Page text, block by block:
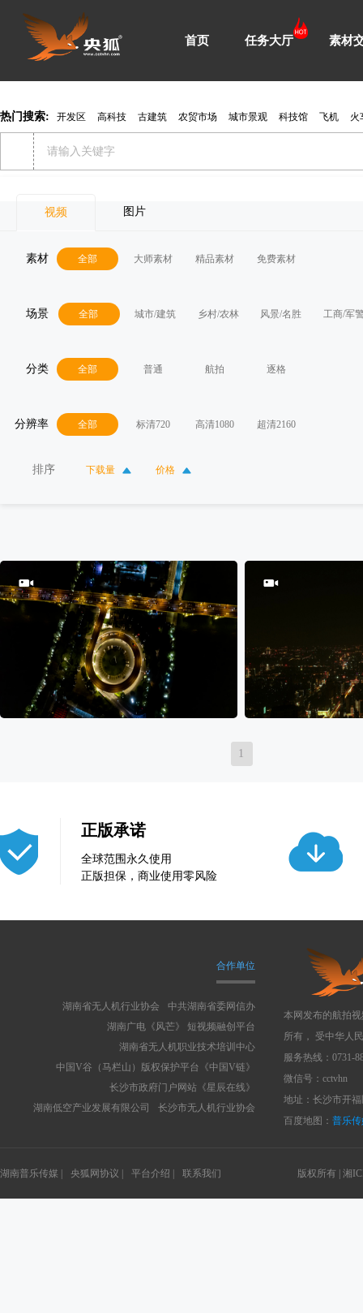
首页 任务大厅 素材
热门搜索: 开发区 高科技 古建筑 农贸市场 城市景观 科技馆 飞机 火
视频 图片
素材 全部 大师素材 精品素材 免费素材
场景 全部 城市/建筑 乡村/农林 风景/名胜 工商/军
分类 全部 普通 航拍 逐格
分辨率 全部 标清720 高清1080 超清2160
排序 下载量 价格
100
0
150
0
1
正版承诺
全球范围永久使用
正版担保，商业使用零风险
合作单位
中共湖南省委网信办
湖南省无人机行业协会
湖南广电《风芒》 短视频融创平台
湖南省无人机职业技术培训中心
中国V谷（马栏山）版权保护平台《中国V链》
长沙市政府门户网站《星辰在线》
长沙市无人机行业协会
湖南低空产业发展有限公司
本网发布的航拍
所有， 受中华人
服务热线：0731-
微信号：cctvhn
地址：长沙市开
百度地图： 普乐
湖南普乐传媒 | 央狐网协议 | 平台介绍 | 联系我们 版权所有 | 湘